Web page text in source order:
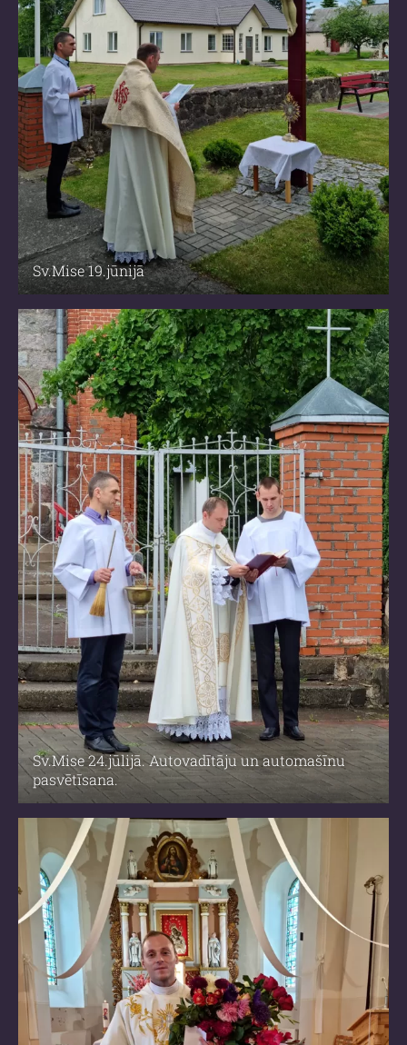
Sv.Mise 19.jūnijā
Sv.Mise 24.jūlijā. Autovadītāju un automašīnu
pasvētīsana.